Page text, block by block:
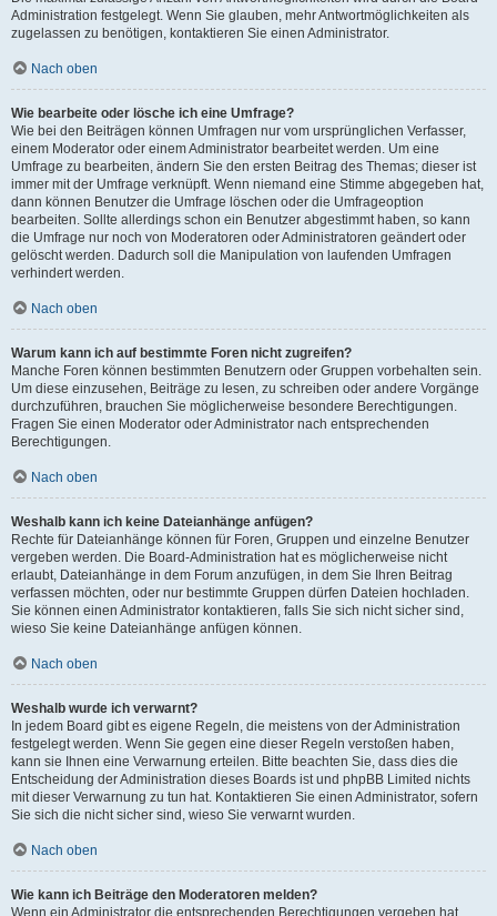
Administration festgelegt. Wenn Sie glauben, mehr Antwortmöglichkeiten als
zugelassen zu benötigen, kontaktieren Sie einen Administrator.
Nach oben
Wie bearbeite oder lösche ich eine Umfrage?
Wie bei den Beiträgen können Umfragen nur vom ursprünglichen Verfasser,
einem Moderator oder einem Administrator bearbeitet werden. Um eine
Umfrage zu bearbeiten, ändern Sie den ersten Beitrag des Themas; dieser ist
immer mit der Umfrage verknüpft. Wenn niemand eine Stimme abgegeben hat,
dann können Benutzer die Umfrage löschen oder die Umfrageoption
bearbeiten. Sollte allerdings schon ein Benutzer abgestimmt haben, so kann
die Umfrage nur noch von Moderatoren oder Administratoren geändert oder
gelöscht werden. Dadurch soll die Manipulation von laufenden Umfragen
verhindert werden.
Nach oben
Warum kann ich auf bestimmte Foren nicht zugreifen?
Manche Foren können bestimmten Benutzern oder Gruppen vorbehalten sein.
Um diese einzusehen, Beiträge zu lesen, zu schreiben oder andere Vorgänge
durchzuführen, brauchen Sie möglicherweise besondere Berechtigungen.
Fragen Sie einen Moderator oder Administrator nach entsprechenden
Berechtigungen.
Nach oben
Weshalb kann ich keine Dateianhänge anfügen?
Rechte für Dateianhänge können für Foren, Gruppen und einzelne Benutzer
vergeben werden. Die Board-Administration hat es möglicherweise nicht
erlaubt, Dateianhänge in dem Forum anzufügen, in dem Sie Ihren Beitrag
verfassen möchten, oder nur bestimmte Gruppen dürfen Dateien hochladen.
Sie können einen Administrator kontaktieren, falls Sie sich nicht sicher sind,
wieso Sie keine Dateianhänge anfügen können.
Nach oben
Weshalb wurde ich verwarnt?
In jedem Board gibt es eigene Regeln, die meistens von der Administration
festgelegt werden. Wenn Sie gegen eine dieser Regeln verstoßen haben,
kann sie Ihnen eine Verwarnung erteilen. Bitte beachten Sie, dass dies die
Entscheidung der Administration dieses Boards ist und phpBB Limited nichts
mit dieser Verwarnung zu tun hat. Kontaktieren Sie einen Administrator, sofern
Sie sich die nicht sicher sind, wieso Sie verwarnt wurden.
Nach oben
Wie kann ich Beiträge den Moderatoren melden?
Wenn ein Administrator die entsprechenden Berechtigungen vergeben hat,